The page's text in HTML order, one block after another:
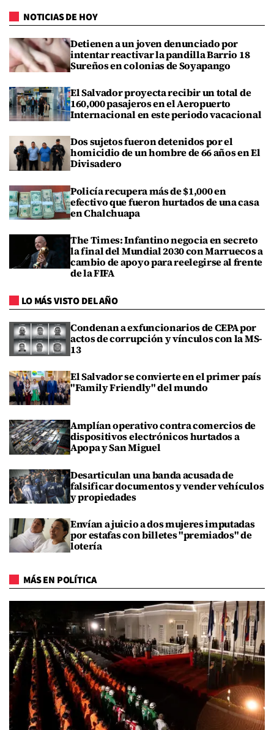
NOTICIAS DE HOY
Detienen a un joven denunciado por
intentar reactivar la pandilla Barrio 18
Sureños en colonias de Soyapango
El Salvador proyecta recibir un total de
160,000 pasajeros en el Aeropuerto
Internacional en este periodo vacacional
Dos sujetos fueron detenidos por el
homicidio de un hombre de 66 años en El
Divisadero
Policía recupera más de $1,000 en
efectivo que fueron hurtados de una casa
en Chalchuapa
The Times: Infantino negocia en secreto
la final del Mundial 2030 con Marruecos a
cambio de apoyo para reelegirse al frente
de la FIFA
LO MÁS VISTO DEL AÑO
Condenan a exfuncionarios de CEPA por
actos de corrupción y vínculos con la MS-
13
El Salvador se convierte en el primer país
"Family Friendly" del mundo
Amplían operativo contra comercios de
dispositivos electrónicos hurtados a
Apopa y San Miguel
Desarticulan una banda acusada de
falsificar documentos y vender vehículos
y propiedades
Envían a juicio a dos mujeres imputadas
por estafas con billetes "premiados" de
lotería
MÁS EN POLÍTICA